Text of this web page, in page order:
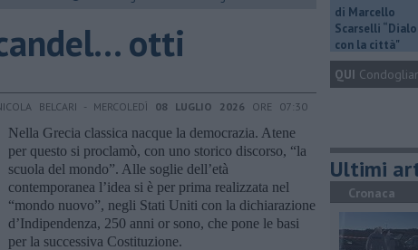
otti
BELCARI - MERCOLEDÌ 08 LUGLIO 2026 ORE 07:30
Nella Grecia classica nacque la democrazia. Atene
per questo si proclamò, con uno storico discorso, “la
scuola del mondo”. Alle soglie dell’età
contemporanea l’idea si è per prima realizzata nel
“mondo nuovo”, negli Stati Uniti con la dichiarazione
d’Indipendenza, 250 anni or sono, che pone le basi
per la successiva Costituzione.
di Marcello
Scarselli
con la città"
QUI
Ultimi
Cronaca